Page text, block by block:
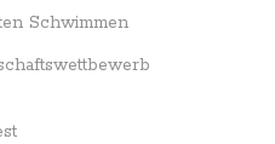
Schwimmen